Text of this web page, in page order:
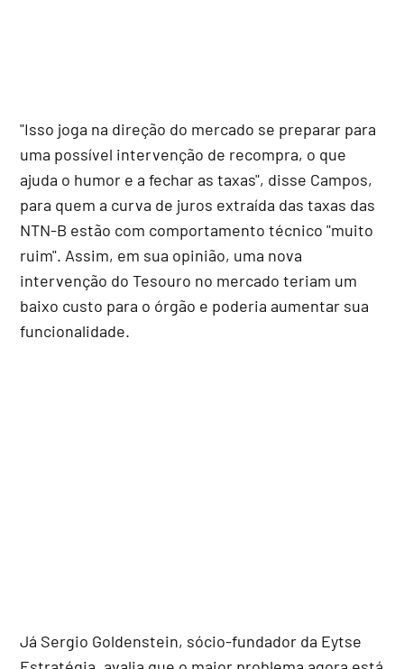
"Isso joga na direção do mercado se preparar para
uma possível intervenção de recompra, o que
ajuda o humor e a fechar as taxas", disse Campos,
para quem a curva de juros extraída das taxas das
NTN-B estão com comportamento técnico "muito
ruim". Assim, em sua opinião, uma nova
intervenção do Tesouro no mercado teriam um
baixo custo para o órgão e poderia aumentar sua
funcionalidade.
Já Sergio Goldenstein, sócio-fundador da Eytse